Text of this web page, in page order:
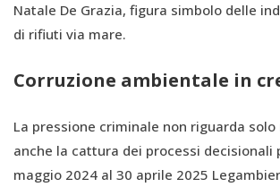
Natale De Grazia, figura simbolo delle
di rifiuti via mare.
Corruzione ambientale in
La pressione criminale non riguarda
anche la cattura dei processi decisionali
maggio 2024 al 30 aprile 2025